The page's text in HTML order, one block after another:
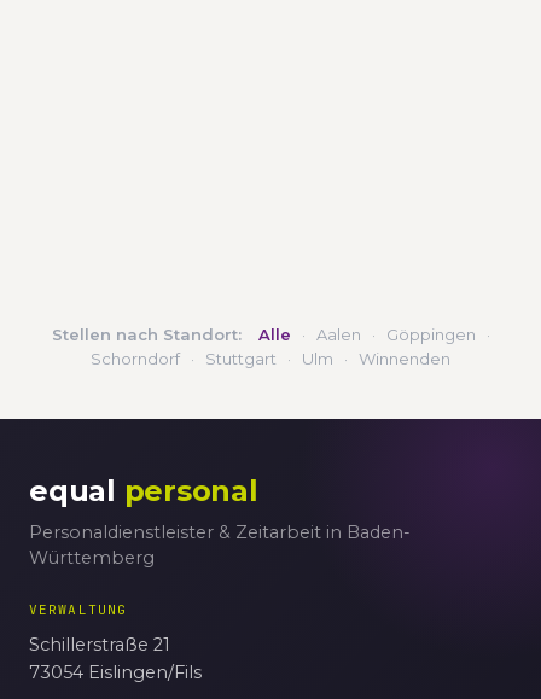
Stellen nach Standort: Alle · Aalen · Göppingen
·
Schorndorf
· Stuttgart · Ulm · Winnenden
equal personal
Personaldienstleister & Zeitarbeit in Baden-
Württemberg
VERWALTUNG
Schillerstraße 21
73054 Eislingen/Fils